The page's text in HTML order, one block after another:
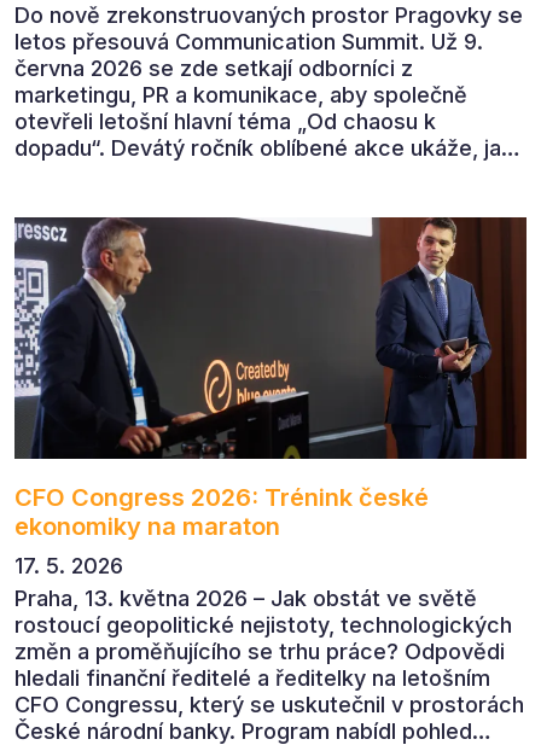
Do nově zrekonstruovaných prostor Pragovky se
letos přesouvá Communication Summit. Už 9.
června 2026 se zde setkají odborníci z
marketingu, PR a komunikace, aby společně
otevřeli letošní hlavní téma „Od chaosu k
dopadu“. Devátý ročník oblíbené akce ukáže, jak
CFO Congress 2026: Trénink české
ekonomiky na maraton
17. 5. 2026
Praha, 13. května 2026 – Jak obstát ve světě
rostoucí geopolitické nejistoty, technologických
změn a proměňujícího se trhu práce? Odpovědi
hledali finanční ředitelé a ředitelky na letošním
CFO Congressu, který se uskutečnil v prostorách
České národní banky. Program nabídl pohled